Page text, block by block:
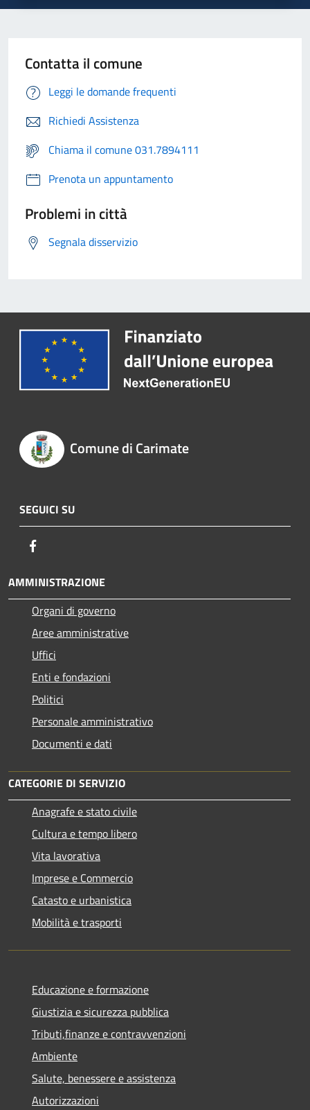
Contatta il comune
Leggi le domande frequenti
Richiedi Assistenza
Chiama il comune 031.7894111
Prenota un appuntamento
Problemi in città
Segnala disservizio
Comune di Carimate
SEGUICI SU
AMMINISTRAZIONE
Organi di governo
Aree amministrative
Uffici
Enti e fondazioni
Politici
Personale amministrativo
Documenti e dati
CATEGORIE DI SERVIZIO
Anagrafe e stato civile
Cultura e tempo libero
Vita lavorativa
Imprese e Commercio
Catasto e urbanistica
Mobilità e trasporti
Educazione e formazione
Giustizia e sicurezza pubblica
Tributi,finanze e contravvenzioni
Ambiente
Salute, benessere e assistenza
Autorizzazioni